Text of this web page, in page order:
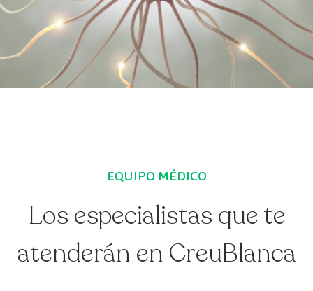
EQUIPO MÉDICO
Los especialistas que te
atenderán en CreuBlanca